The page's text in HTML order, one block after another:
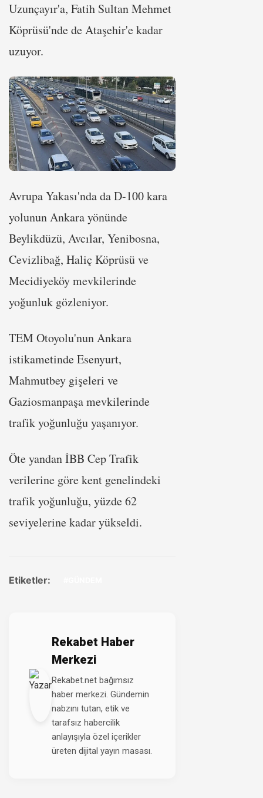
Uzunçayır'a, Fatih Sultan Mehmet
Köprüsü'nde de Ataşehir'e kadar
uzuyor.
Avrupa Yakası'nda da D-100 kara
yolunun Ankara yönünde
Beylikdüzü, Avcılar, Yenibosna,
Cevizlibağ, Haliç Köprüsü ve
Mecidiyeköy mevkilerinde
yoğunluk gözleniyor.
TEM Otoyolu'nun Ankara
istikametinde Esenyurt,
Mahmutbey gişeleri ve
Gaziosmanpaşa mevkilerinde
trafik yoğunluğu yaşanıyor.
Öte yandan İBB Cep Trafik
verilerine göre kent genelindeki
trafik yoğunluğu, yüzde 62
seviyelerine kadar yükseldi.
Etiketler:
Rekabet Haber
Merkezi
Rekabet.net bağımsız
haber merkezi. Gündemin
nabzını tutan, etik ve
tarafsız habercilik
anlayışıyla özel içerikler
üreten dijital yayın masası.